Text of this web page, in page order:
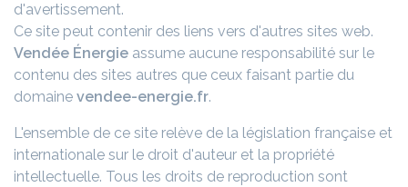
d'avertissement.
Ce site peut contenir des liens vers d'autres sites web.
Vendée Énergie assume aucune responsabilité sur le
contenu des sites autres que ceux faisant partie du
domaine vendee-energie.fr.
L'ensemble de ce site relève de la législation française et
internationale sur le droit d'auteur et la propriété
intellectuelle. Tous les droits de reproduction sont